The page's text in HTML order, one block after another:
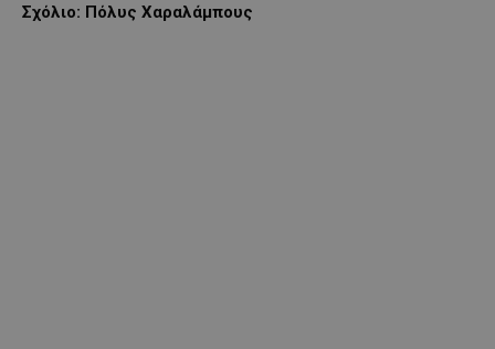
Σχόλιο: Πόλυς Χαραλάμπους